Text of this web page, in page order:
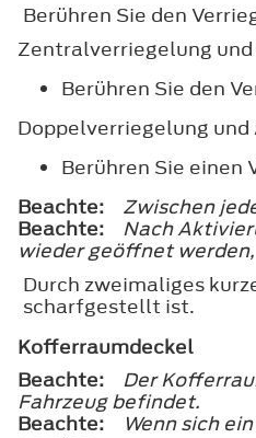
Berühren Sie den
Zentralverriegelung
Berühren Sie den
Doppelverriegelung
Berühren Sie einen
Beachte:
Zwischen
Beachte:
Nach
wieder geöffnet
Durch zweimaliges
scharfgestellt ist.
Kofferraumdeckel
Beachte:
Der
Fahrzeug befindet.
Beachte:
Wenn sich